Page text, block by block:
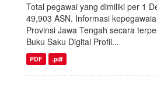
Total pegawai yang dimiliki per 1
49,903 ASN. Informasi
Provinsi Jawa Tengah secara
Buku Saku Digital Profil...
PDF .pdf